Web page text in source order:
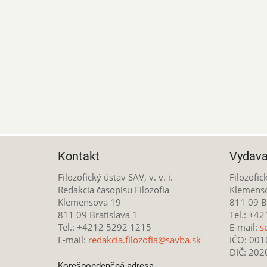
Kontakt
Filozofický ústav SAV, v. v. i.
Redakcia časopisu Filozofia
Klemensova 19
811 09 Bratislava 1
Tel.: +4212 5292 1215
E-mail: redakcia.filozofia@savba.sk
811 09
Tel.:
E-mail:
IČO:
DIČ: